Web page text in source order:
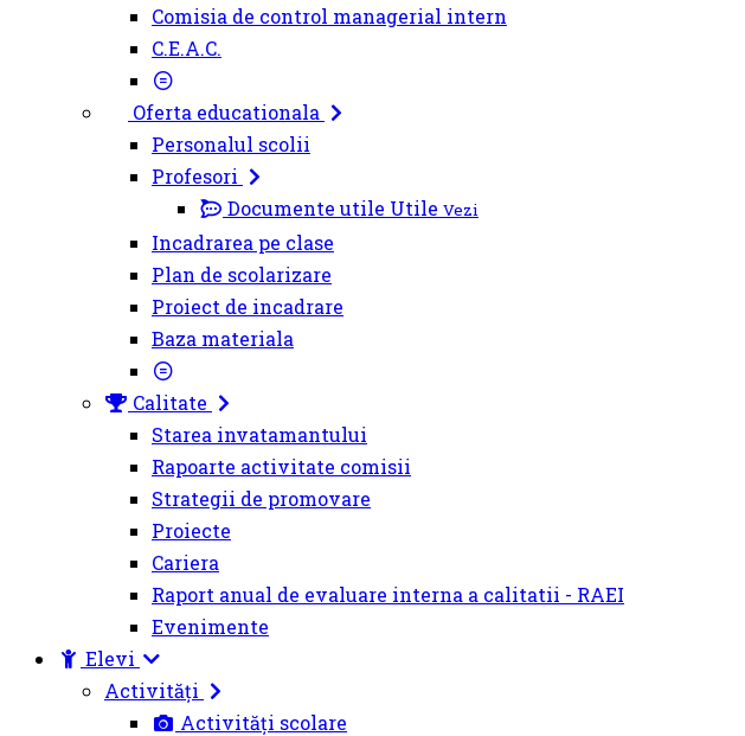
Comisia de control managerial intern
C.E.A.C.
Oferta educationala
Personalul scolii
Profesori
Documente utile Utile Vezi
Incadrarea pe clase
Plan de scolarizare
Proiect de incadrare
Baza materiala
Calitate
Starea invatamantului
Rapoarte activitate comisii
Strategii de promovare
Proiecte
Cariera
Raport anual de evaluare interna a calitatii - RAEI
Evenimente
Elevi
Activități
Activități scolare